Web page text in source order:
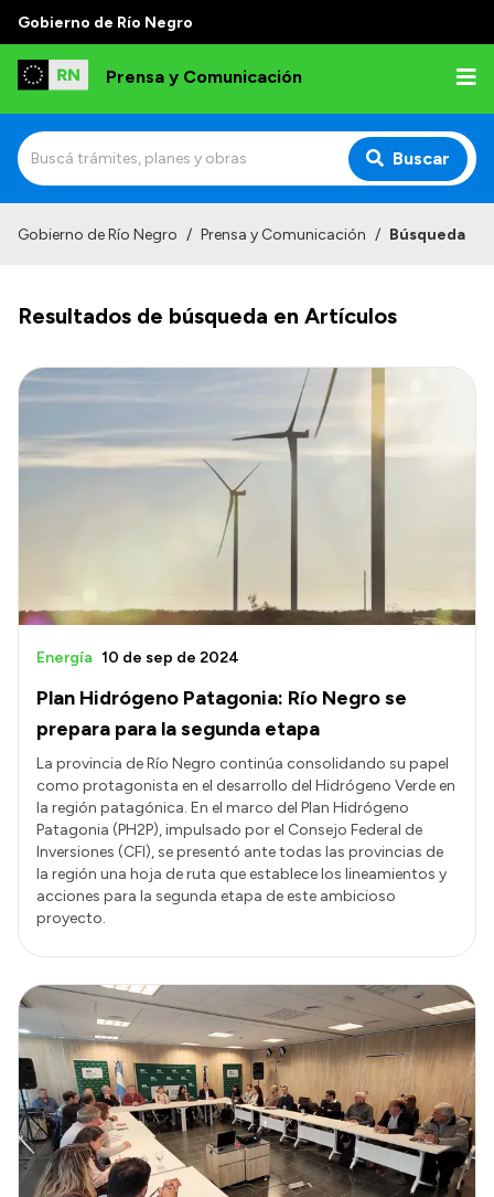
Gobierno de Río Negro
Prensa y Comunicación
Buscar
Autoridades
Referentes de prensa
Archivo de noticias
Compras y licitaciones
Consulta de expedientes
Intranet
Login
Gobierno de Río Negro / Prensa y Comunicación / Búsqueda
Resultados de búsqueda en Artículos
Plan Hidrógeno Patagonia: Río Negro se
prepara para la segunda etapa
Energía 10 de sep de 2024
La provincia de Río Negro continúa consolidando su papel
como protagonista en el desarrollo del Hidrógeno Verde en
la región patagónica. En el marco del Plan Hidrógeno
Patagonia (PH2P), impulsado por el Consejo Federal de
Inversiones (CFI), se presentó ante todas las provincias de
la región una hoja de ruta que establece los lineamientos y
acciones para la segunda etapa de este ambicioso
proyecto.